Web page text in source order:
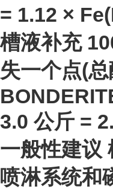
= 1.12 ×
槽液补充
失一个点(总
3.0 公斤 =
一般性建议
喷淋系统和